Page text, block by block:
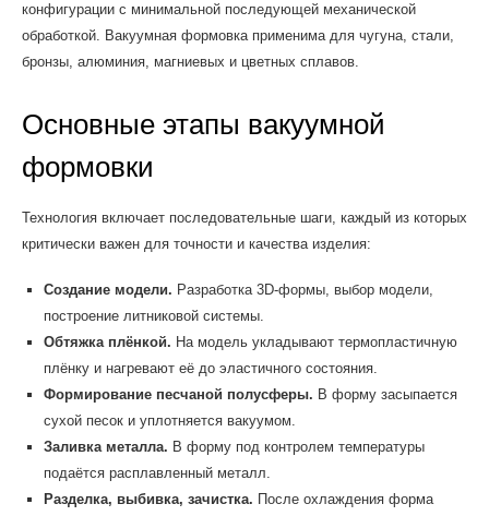
конфигурации с минимальной последующей механической
обработкой. Вакуумная формовка применима для чугуна, стали,
бронзы, алюминия, магниевых и цветных сплавов.
Основные этапы вакуумной
формовки
Технология включает последовательные шаги, каждый из которых
критически важен для точности и качества изделия:
Создание модели. Разработка 3D-формы, выбор модели,
построение литниковой системы.
Обтяжка плёнкой. На модель укладывают термопластичную
плёнку и нагревают её до эластичного состояния.
Формирование песчаной полусферы. В форму засыпается
сухой песок и уплотняется вакуумом.
Заливка металла. В форму под контролем температуры
подаётся расплавленный металл.
Разделка, выбивка, зачистка. После охлаждения форма